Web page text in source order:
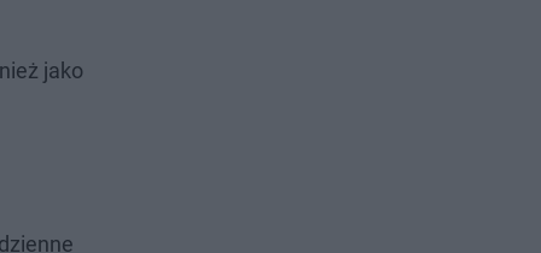
jako